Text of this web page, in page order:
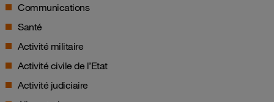
Communications
Santé
Activité militaire
Activité civile de l’Etat
Activité judiciaire